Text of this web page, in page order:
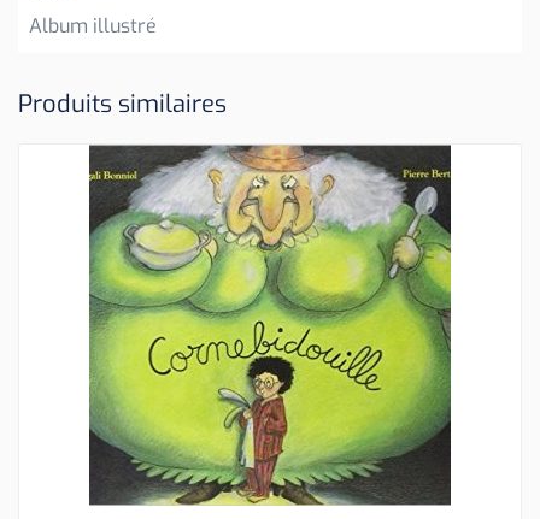
Album illustré
Produits similaires